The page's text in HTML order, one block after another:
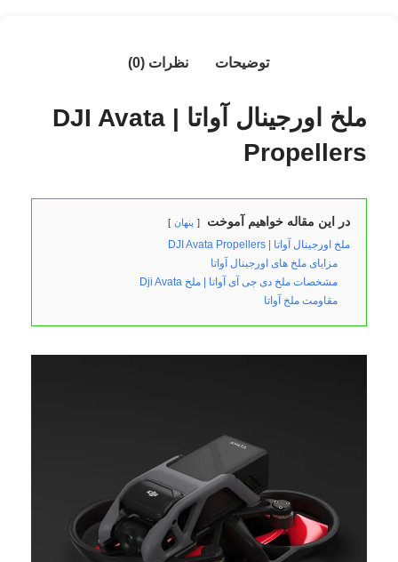
توضیحات نظرات (0)
ملخ اورجینال آواتا |DJI Avata
Propellers
در این مقاله خواهیم آموخت پنهان
ملخ اورجینال آواتا | DJI Avata Propellers
مزایای ملخ های اورجینال آواتا
مشخصات ملخ دی جی آی آواتا | ملخ Dji Avata
مقاومت ملخ آواتا